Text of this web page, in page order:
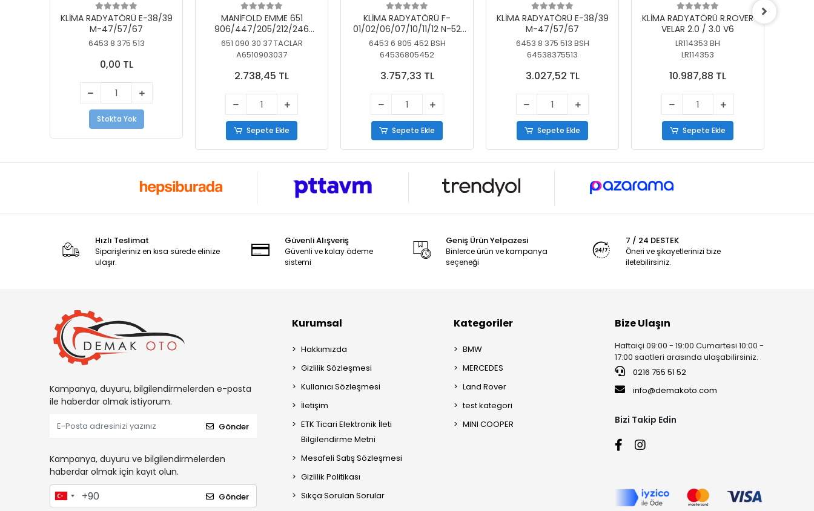
KLİMA RADYATÖRÜ E-38/39
M-47/57/67
6453 8 375 513
0,00 TL
Stokta Yok
MANİFOLD EMME 651
906/447/205/212/246
KELEBEKSİZ
651 090 30 37 TACLAR
A6510903037
2.738,45 TL
Sepete Ekle
KLİMA RADYATÖRÜ F-
01/02/06/07/10/11/12 N-52
N/N-53/57/63
6453 6 805 452 BSH
64536805452
3.757,33 TL
Sepete Ekle
KLİMA RADYATÖRÜ E-38/39
M-47/57/67
6453 8 375 513 BSH
64538375513
3.027,52 TL
Sepete Ekle
KLİMA RADYATÖRÜ R.ROVER
VELAR 2.0 / 3.0 V6
LR114353 BH
LR114353
10.987,88 TL
Sepete Ekle
Hızlı Teslimat
Siparişleriniz en kısa sürede elinize
ulaşır.
Güvenli Alışveriş
Güvenli ve kolay ödeme
sistemi
Geniş Ürün Yelpazesi
Binlerce ürün ve kampanya
seçeneği
7 / 24 DESTEK
Öneri ve şikayetlerinizi bize
iletebilirsiniz.
Kampanya, duyuru, bilgilendirmelerden e-posta
ile haberdar olmak istiyorum.
Gönder
Kampanya, duyuru ve bilgilendirmelerden
haberdar olmak için kayıt olun.
Gönder
Kurumsal
Hakkımızda
Gizlilik Sözleşmesi
Kullanıcı Sözleşmesi
İletişim
ETK Ticari Elektronik İleti
Bilgilendirme Metni
Mesafeli Satış Sözleşmesi
Gizlilik Politikası
Sıkça Sorulan Sorular
Kategoriler
BMW
MERCEDES
Land Rover
test kategori
MINI COOPER
Bize Ulaşın
Haftaiçi 09:00 - 19:00 Cumartesi 10:00 -
17:00 saatleri arasında ulaşabilirsiniz.
0216 755 51 52
info@demakoto.com
Bizi Takip Edin